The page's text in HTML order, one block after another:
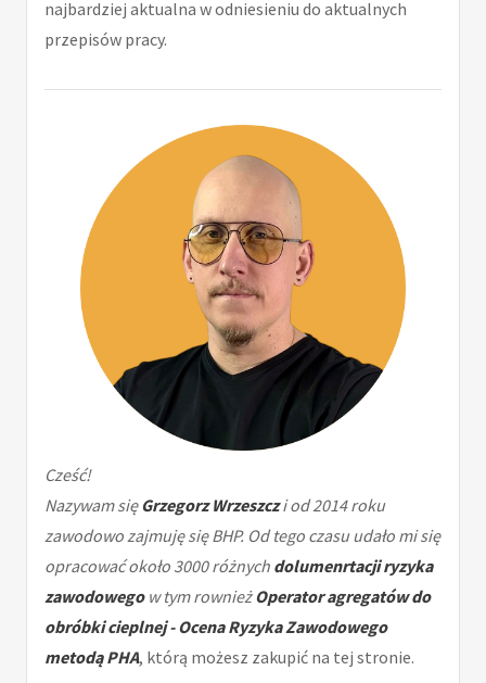
najbardziej aktualna w odniesieniu do aktualnych
przepisów pracy.
Cześć!
Nazywam sięGrzegorz Wrzeszczi od 2014 roku
zawodowo zajmuję się BHP. Od tego czasu udało mi się
opracować około 3000 różnych dolumenrtacji ryzyka
zawodowegow tym rownieżOperator agregatów do
obróbki cieplnej - Ocena Ryzyka Zawodowego
metodą PHA, którą możesz zakupić na tej stronie.